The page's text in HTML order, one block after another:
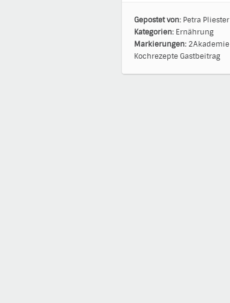
Gepostet von: Petra Pliester
Kategorien: Ernährung
Markierungen: 2Akademie
Kochrezepte Gastbeitrag